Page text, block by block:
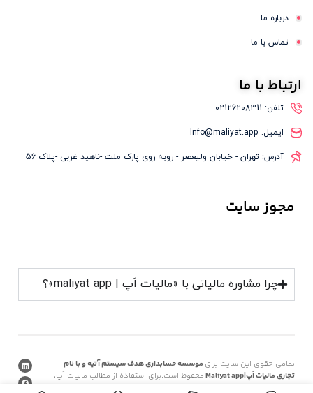
درباره ما
تماس با ما
ارتباط با ما
تلفن: 02126208311
ایمیل: Info@maliyat.app
آدرس: تهران - خیابان ولیعصر - روبه روی پارک ملت -ناهید غربی -پلاک 56
مجوزسایت
چرا مشاوره مالیاتی با «مالیات اَپ | maliyat app»؟
تمامی حقوق این سایت برایموسسه حسابداری هدف سیستم آتیه و با نام
تجاری مالیات اَپ|Maliyat app
محفوظ است.برای استفاده از مطالب مالیات اَپ،